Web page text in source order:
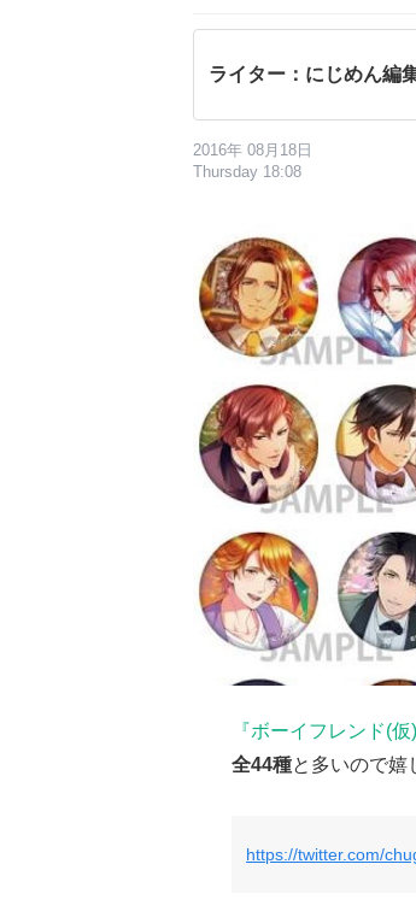
ライター：にじめん編
2016年 08月18日
Thursday 18:08
『ボーイフレンド(仮)
全44種と多いので
https://twitter.com/